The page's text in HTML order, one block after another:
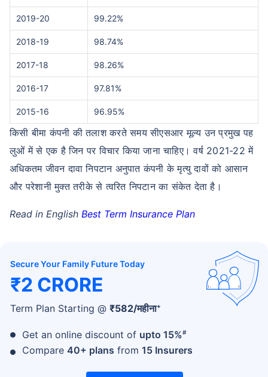
2019-20 99.22%
2018-19 98.74%
2017-18 98.26%
2016-17 97.81%
2015-16 96.95%
किसी बीमा कंपनी की तलाश करते समय सीएसआर मूल्य उन प्रमुख पह
लुओं में से एक है जिन पर विचार किया जाना चाहिए। वर्ष 2021-22 में
अधिकतम जीवन दावा निपटान अनुपात कंपनी के मृत्यु दावों को आसान
और परेशानी मुक्त तरीके से त्वरित निपटान का संकेत देता है।
Read in English Best Term Insurance Plan
Secure Your Family Future Today
₹2 CRORE
Term Plan Starting @ ₹582/महीना+
Get an online discount of upto 15%#
Compare 40+ plans from 15 Insurers